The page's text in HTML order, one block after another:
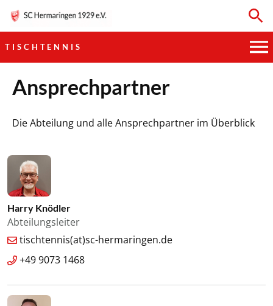
TISCHTENNIS
HAUPTVEREIN
GYMNASTIK
TISCHTENNIS
BOGENSCHIESSEN
Ansprechpartner
Die Abteilung und alle Ansprechpartner im Überblick
Harry Knödler
Abteilungsleiter
tischtennis(at)sc-hermaringen.de
+49 9073 1468